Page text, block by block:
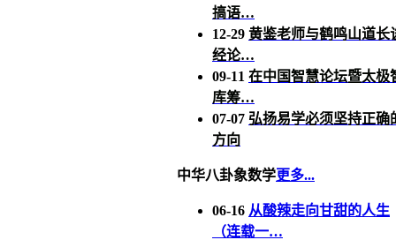
搞语…
12-29 黄鉴老师与鹤鸣山道长
经论…
09-11 在中国智慧论坛暨太极
库筹…
07-07 弘扬易学必须坚持正确
方向
中华八卦象数学更多...
06-16 从酸辣走向甘甜的人生
（连载一…